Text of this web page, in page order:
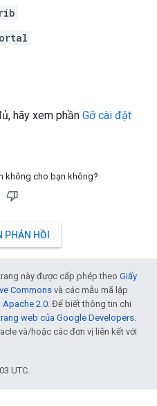
hãy xem phần Gỡ cài đặt
không cho bạn không?
PHẢN HỒI
này được cấp phép theo Giấy
Commons và các mẫu mã lập
Apache 2.0. Để biết thông tin chi
web của Google Developers.
và/hoặc các đơn vị liên kết với
UTC.